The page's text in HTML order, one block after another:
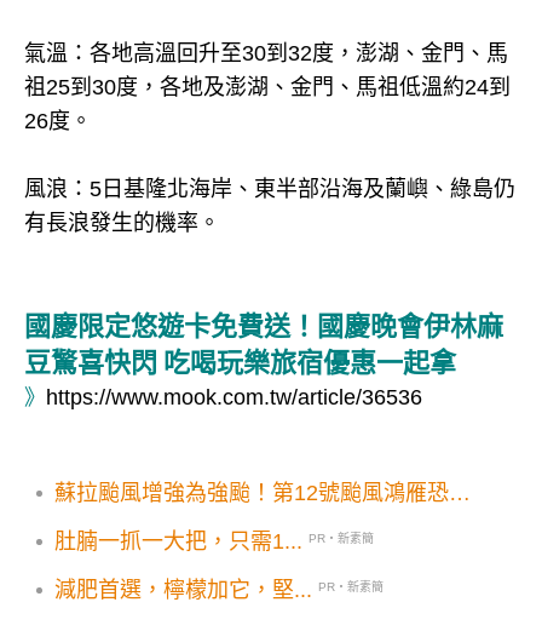
氣溫：各地高溫回升至30到32度，澎湖、金門、馬
祖25到30度，各地及澎湖、金門、馬祖低溫約24到
26度。
風浪：5日基隆北海岸、東半部沿海及蘭嶼、綠島仍
有長浪發生的機率。
國慶限定悠遊卡免費送！國慶晚會伊林麻
豆驚喜快閃 吃喝玩樂旅宿優惠一起拿
》 https://www.mook.com.tw/article/36536
蘇拉颱風增強為強颱！第12號颱風鴻雁恐緊
肚腩一抓一大把，只需1...
PR・新素簡
減肥首選，檸檬加它，堅... PR・新素簡